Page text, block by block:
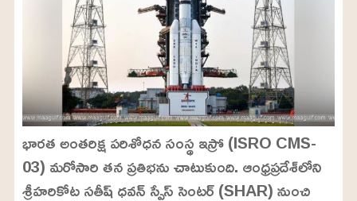
భారత అంతరిక్ష పరిశోధన సంస్థ ఇస్రో (ISRO CMS-
03) మరోసారి తన ప్రతిభను చాటుకుంది. ఆంధ్రప్రదేశ్‌లోని
శ్రీహరికోట సతీష్ ధవన్ స్పేస్ సెంటర్ (SHAR) నుంచి